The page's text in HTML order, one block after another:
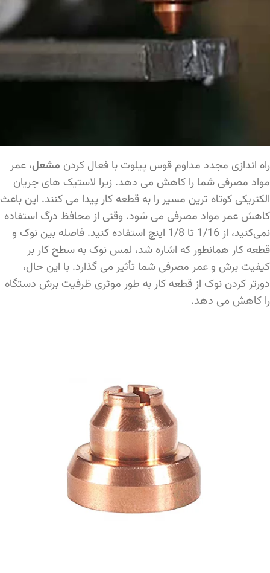
راه اندازی مجدد مداوم قوس پیلوت با فعال کردن مشعل، عمر
مواد مصرفی شما را کاهش می دهد. زیرا لاستیک های جریان
الکتریکی کوتاه ترین مسیر را به قطعه کار پیدا می کنند. این باعث
کاهش عمر مواد مصرفی می شود. وقتی از محافظ درگ استفاده
نمی‌کنید، از 1/16 تا 1/8 اینچ استفاده کنید. فاصله بین نوک و
قطعه کار همانطور که اشاره شد، لمس نوک به سطح کار بر
کیفیت برش و عمر مصرفی شما تأثیر می گذارد. با این حال،
دورتر کردن نوک از قطعه کار به طور موثری ظرفیت برش دستگاه
را کاهش می دهد.